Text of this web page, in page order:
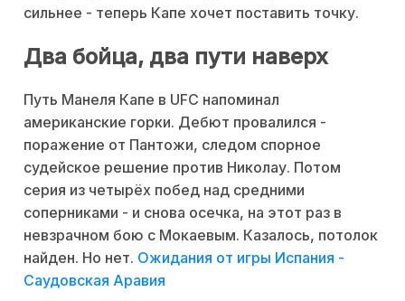
сильнее - теперь Капе хочет поставить точку.
Два бойца, два пути наверх
Путь Манеля Капе в UFC напоминал
американские горки. Дебют провалился -
поражение от Пантожи, следом спорное
судейское решение против Николау. Потом
серия из четырёх побед над средними
соперниками - и снова осечка, на этот раз в
невзрачном бою с Мокаевым. Казалось, потолок
найден. Но нет. Ожидания от игры Испания -
Саудовская Аравия